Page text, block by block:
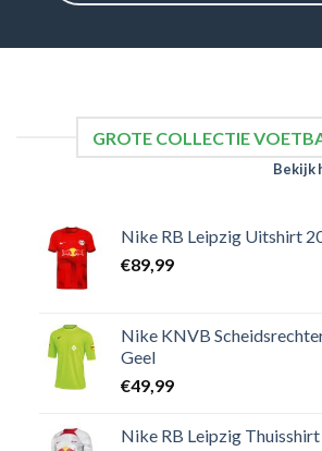
GROTE COLLECTIE
Bekijk
Nike RB Leipzig Uitshirt
€89,99
Nike KNVB
Geel
€49,99
Nike RB Leipzig